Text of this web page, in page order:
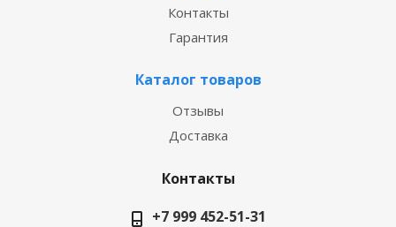
Контакты
Гарантия
Каталог товаров
Отзывы
Доставка
Контакты
+7 999 452-51-31